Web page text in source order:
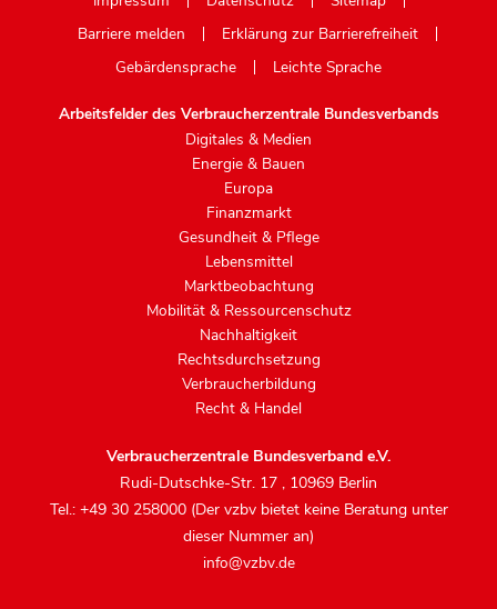
Barriere melden
Erklärung zur Barrierefreiheit
Gebärdensprache
Leichte Sprache
Arbeitsfelder des Verbraucherzentrale Bundesverbands
Digitales & Medien
Energie & Bauen
Europa
Finanzmarkt
Gesundheit & Pflege
Lebensmittel
Marktbeobachtung
Mobilität & Ressourcenschutz
Nachhaltigkeit
Rechtsdurchsetzung
Verbraucherbildung
Recht & Handel
Verbraucherzentrale Bundesverband e.V.
Rudi-Dutschke-Str. 17 , 10969 Berlin
Tel.: +49 30 258000 (Der vzbv bietet keine Beratung unter
dieser Nummer an)
info@vzbv.de